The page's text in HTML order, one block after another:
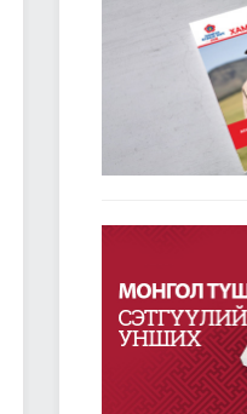
Улсын Их Хурлын
хэлэлцүүлэгт
2019/01/24 2335
УИХ-ын дарга
зөрүүтэй санал
2019/01/21 3346
УИХ-ын энэ долоо
хуваарь /2019.01.21-
2019/01/21
УИХ-ын чуулганы
хуульд нэмэлт
дөрвөн хуулийн
шилжүүллээ